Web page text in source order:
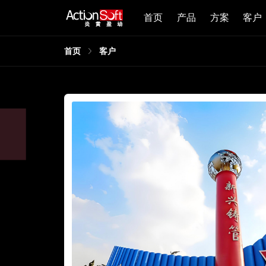
首页 产品 方案 客户
首页 客户